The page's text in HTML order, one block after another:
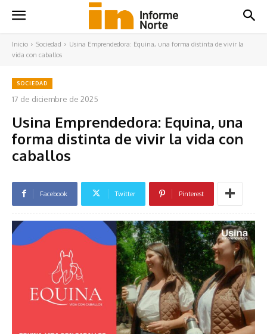
Inicio Sociedad
Usina Emprendedora: Equina, una forma distinta de vivir la
vida con caballos
SOCIEDAD
17 de diciembre de 2025
Usina Emprendedora: Equina, una
forma distinta de vivir la vida con
caballos
Facebook Twitter Pinterest